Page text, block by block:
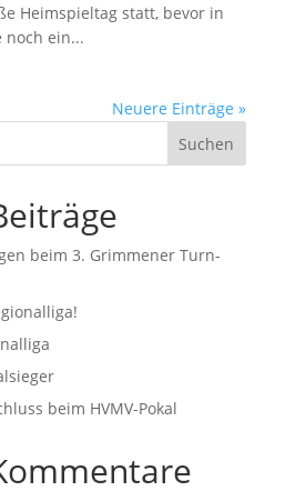
Heimspieltag statt, bevor in
noch ein...
Neuere Einträge »
Suchen
beim 3. Grimmener Turn-
beim HVMV-Pokal